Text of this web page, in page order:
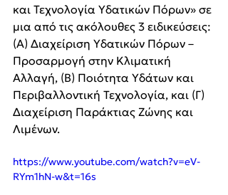
και Τεχνολογία Υδατικών Πόρων» σε
μια από τις ακόλουθες 3 ειδικεύσεις:
(Α) Διαχείριση Υδατικών Πόρων –
Προσαρμογή στην Κλιματική
Αλλαγή, (Β) Ποιότητα Υδάτων και
Περιβαλλοντική Τεχνολογία, και (Γ)
Διαχείριση Παράκτιας Ζώνης και
Λιμένων.
https://www.youtube.com/watch?v=eV-
RYm1hN-w&t=16s